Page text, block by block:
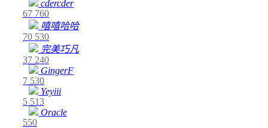
cdercder
67 760
嘻嘻哈哈
70 530
完美巧凡
37 240
GingerF
7 530
Yeyiii
5 513
Oracle
550